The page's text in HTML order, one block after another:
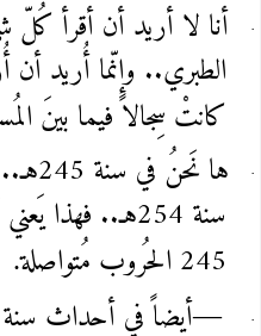
أنا لا أريد أن أقرأ كُلّ
الطبري.. وإنّما أُريد أن
كانتْ سِجالاً فيما بينَ
ها
245 الحُروب مُتواصلة
.
—